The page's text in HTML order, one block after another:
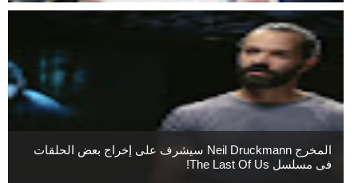
المخرج Neil Druckmann سيشرف على إخراج بعض الحلقات
فى مسلسل The Last Of Us!